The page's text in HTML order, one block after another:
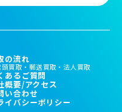
の流れ
頭買取 郵送買取 法人買取
あるご質問
概要/アクセス
い合わせ
イバシーポリシー